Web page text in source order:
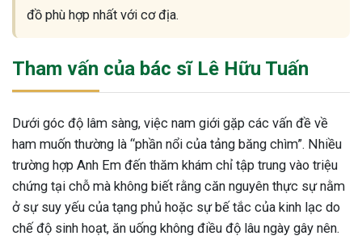
đồ phù hợp nhất với cơ địa.
Tham vấn của bác sĩ Lê Hữu Tuấn
Dưới góc độ lâm sàng, việc nam giới gặp các vấn đề về
ham muốn thường là “phần nổi của tảng băng chìm”. Nhiều
trường hợp Anh Em đến thăm khám chỉ tập trung vào triệu
chứng tại chỗ mà không biết rằng căn nguyên thực sự nằm
ở sự suy yếu của tạng phủ hoặc sự bế tắc của kinh lạc do
chế độ sinh hoạt, ăn uống không điều độ lâu ngày gây nên.